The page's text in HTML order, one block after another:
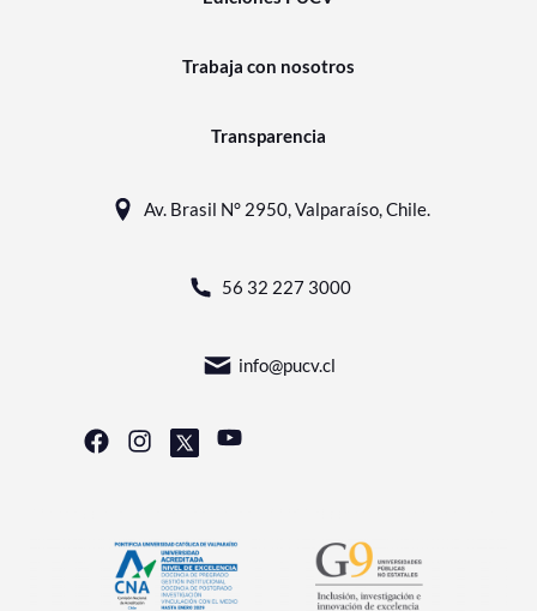
Trabaja con nosotros
Transparencia
Av. Brasil N° 2950, Valparaíso, Chile.
56 32 227 3000
info@pucv.cl